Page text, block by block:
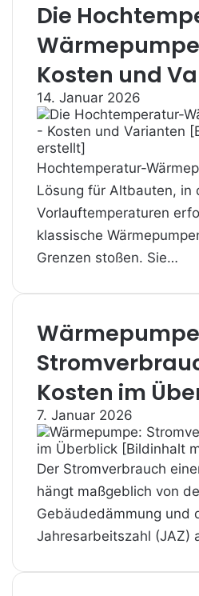
Die
Kosten und
14. Januar 2026
Hochtemperatur-
Lösung für Altbauten, in
Vorlauftemperaturen
klassische
Grenzen stoßen. Sie…
Kosten im
7. Januar 2026
Der Stromverbrauch
hängt maßgeblich von
Gebäudedämmung und
Jahresarbeitszahl (JAZ)